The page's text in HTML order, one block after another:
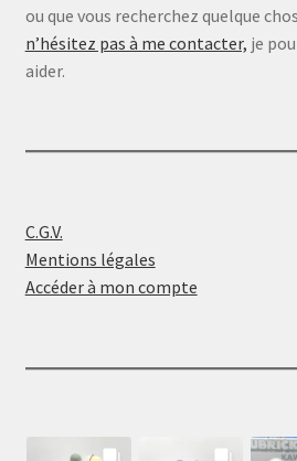
ou que vous recherchez quelque
n’hésitez pas à me contacter, je
aider.
C.G.V.
Mentions légales
Accéder à mon compte